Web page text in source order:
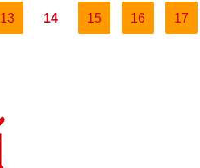
13 14 15 16 17